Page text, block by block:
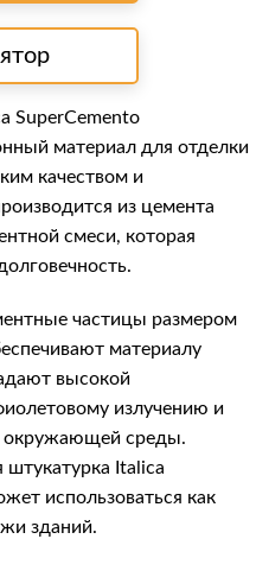
SuperCemento
материал для отделки
качеством и
из цемента
смеси, которая
частицы размером
материалу
высокой
излучению и
окружающей среды.
штукатурка Italica
использоваться как
зданий.